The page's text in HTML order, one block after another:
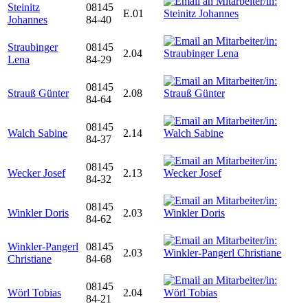
Steinitz
Johannes
08145
84-40
E.01
Straubinger
Lena
08145
84-29
2.04
Strauß Günter
08145
84-64
2.08
Walch Sabine
08145
84-37
2.14
Wecker Josef
08145
84-32
2.13
Winkler Doris
08145
84-62
2.03
Winkler-Pangerl
Christiane
08145
84-68
2.03
Wörl Tobias
08145
84-21
2.04